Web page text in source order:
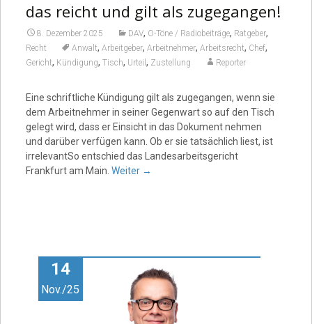
das reicht und gilt als zugegangen!
8. Dezember 2025 DAV, O-Töne / Radiobeiträge, Ratgeber,
Recht Anwalt, Arbeitgeber, Arbeitnehmer, Arbeitsrecht, Chef,
Gericht, Kündigung, Tisch, Urteil , Zustellung Reporter
Eine schriftliche Kündigung gilt als zugegangen, wenn sie
dem Arbeitnehmer in seiner Gegenwart so auf den Tisch
gelegt wird, dass er Einsicht in das Dokument nehmen
und darüber verfügen kann. Ob er sie tatsächlich liest, ist
irrelevantSo entschied das Landesarbeitsgericht
Frankfurt am Main. Weiter →
14
Nov./25